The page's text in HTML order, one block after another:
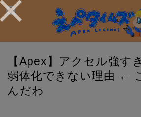
【Apex】アクセル強す
弱体化できない理由 ←
んだわ